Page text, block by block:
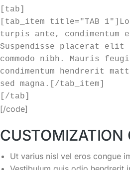
[tab]
[tab_item title="TAB
turpis ante,
Suspendisse placerat
commodo nibh. Mauris
condimentum hendrerit
sed magna.[/tab_item]
[/tab]
[/code]
CUSTOMIZATION
Ut varius nisl vel eros congue